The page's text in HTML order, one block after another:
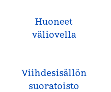
Huoneet
väliovella
Viihdesisällön
suoratoisto